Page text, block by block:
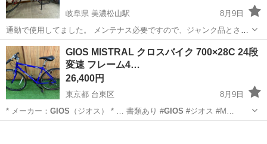
岐阜県 美濃松山駅
8月9日
通勤で使用してました。 メンテナス必要ですので、ジャンク品とさせ
ていただきます。 ご質問ありましたら、分かる範囲でお答えします。
岐阜 海津市 クロスバイク
GIOS MISTRAL クロスバイク 700×28C 24段
変速 フレーム4…
26,400円
東京都 台東区
8月9日
* メーカー： GIOS （ジオス） * … 書類あり #GIOS #ジオス #M…